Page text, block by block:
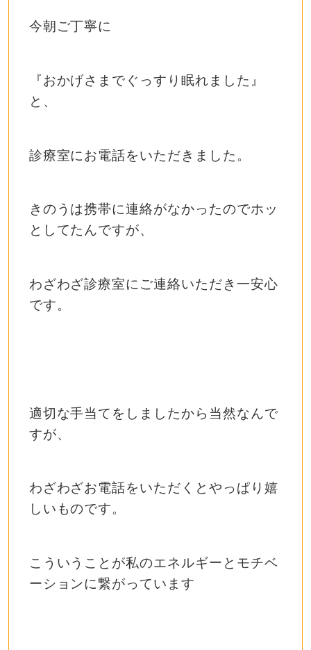
今朝ご丁寧に
『おかげさまでぐっすり眠れました』
と、
診療室にお電話をいただきました。
きのうは携帯に連絡がなかったのでホッ
としてたんですが、
わざわざ診療室にご連絡いただき一安心
です。
適切な手当てをしましたから当然なんで
すが、
わざわざお電話をいただくとやっぱり嬉
しいものです。
こういうことが私のエネルギーとモチベ
ーションに繋がっています